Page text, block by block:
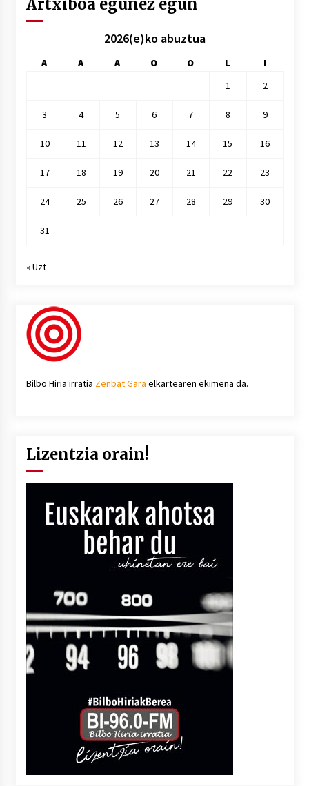
2026(e)ko abuztua
A A A O O L
I
1
2
3 4 5 6 7 8 9
10 11 12 13 14 15 16
17 18 19 20 21 22 23
24 25 26 27 28 29 30
31
« Uzt
Bilbo Hiria irratia Zenbat Gara elkartearen ekimena da.
Lizentzia orain!